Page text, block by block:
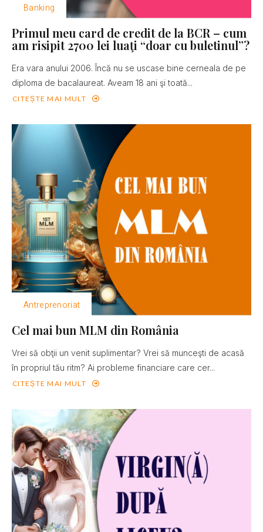
Banking
Primul meu card de credit de la BCR – cum
am risipit 2700 lei luaţi “doar cu buletinul”?
Era vara anului 2006. Încă nu se uscase bine cerneala de pe
diploma de bacalaureat. Aveam 18 ani şi toată...
CITEȘTE MAI MULT
Antreprenoriat
Cel mai bun MLM din România
Vrei să obţii un venit suplimentar? Vrei să munceşti de acasă
în propriul tău ritm? Ai probleme financiare care cer...
CITEȘTE MAI MULT